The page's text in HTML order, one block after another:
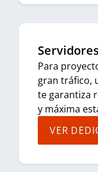
Para
gran tráfico,
te garantiza
y máxima
VER